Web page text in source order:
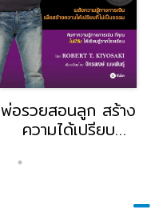
พ่อรวยสอนลูก สร้าง
ความได้เปรียบ